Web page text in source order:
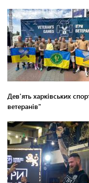
Дев'ять харківських
ветеранів"